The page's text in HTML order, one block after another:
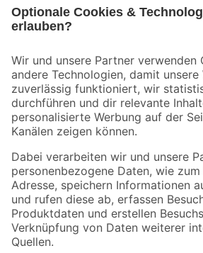
Der toom Newsletter: Keine Angebote und
Zur Newsletter Anmeldung
Folge uns
Zahlungsarten